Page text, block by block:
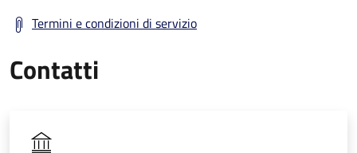
Termini e condizioni di servizio
Contatti